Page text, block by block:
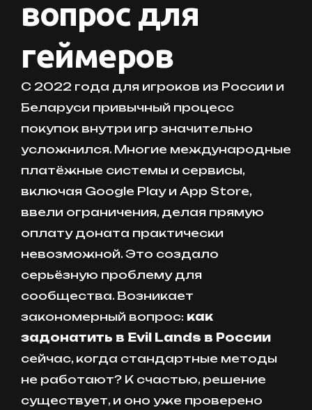
вопрос для
геймеров
С 2022 года для игроков из России и
Беларуси привычный процесс
покупок внутри игр значительно
усложнился. Многие международные
платёжные системы и сервисы,
включая Google Play и App Store,
ввели ограничения, делая прямую
оплату доната практически
невозможной. Это создало
серьёзную проблему для
сообщества. Возникает
закономерный вопрос: как
задонатить в Evil Lands в России
сейчас, когда стандартные методы
не работают? К счастью, решение
существует, и оно уже проверено